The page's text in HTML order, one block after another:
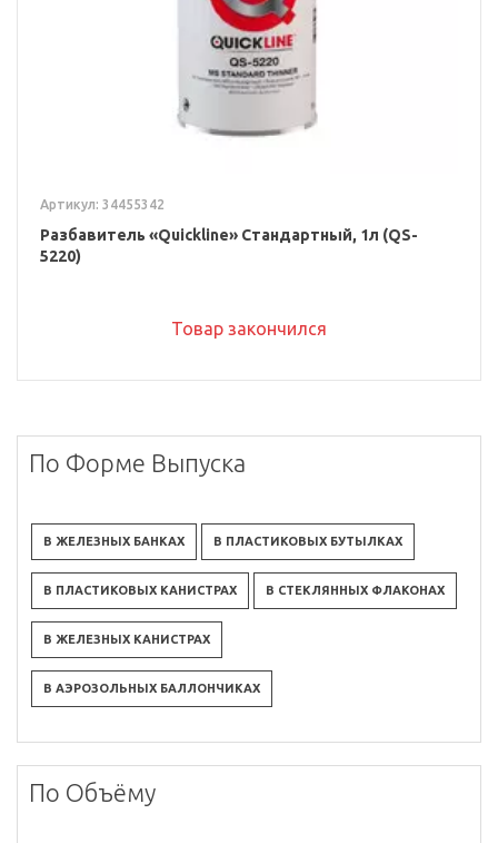
Артикул: 34455342
Разбавитель «Quickline» Стандартный, 1л (QS-
5220)
Товар закончился
По Форме Выпуска
В ЖЕЛЕЗНЫХ БАНКАХ В ПЛАСТИКОВЫХ БУТЫЛКАХ
В ПЛАСТИКОВЫХ КАНИСТРАХ В СТЕКЛЯННЫХ ФЛАКОНАХ
В ЖЕЛЕЗНЫХ КАНИСТРАХ
В АЭРОЗОЛЬНЫХ БАЛЛОНЧИКАХ
По Объёму